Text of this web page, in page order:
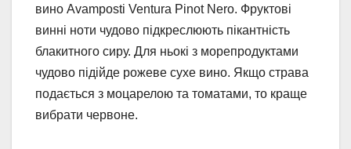
вино Avamposti Ventura Pinot Nero. Фруктові
винні ноти чудово підкреслюють пікантність
блакитного сиру. Для ньокі з морепродуктами
чудово підійде рожеве сухе вино. Якщо страва
подається з моцарелою та томатами, то краще
вибрати червоне.